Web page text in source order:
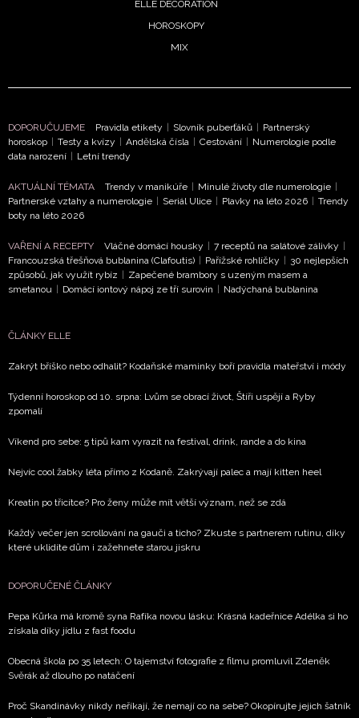
ELLE DECORATION
HOROSKOPY
MIX
DOPORUČUJEME Pravidla etikety | Slovník puberťáků | Partnerský
horoskop | Testy a kvízy | Andělská čísla | Cestování | Numerologie podle
data narození | Letní trendy
AKTUÁLNÍ TÉMATA Trendy v manikúře | Minulé životy dle numerologie |
Partnerské vztahy a numerologie | Seriál Ulice | Plavky na léto 2026 | Trendy
boty na léto 2026
VAŘENÍ A RECEPTY Vláčné domácí housky | 7 receptů na salátové zálivky |
Francouzská třešňová bublanina (Clafoutis) | Pařížské rohlíčky | 30 nejlepších
způsobů, jak využít rybíz | Zapečené brambory s uzeným masem a
smetanou | Domácí iontový nápoj ze tří surovin | Nadýchaná bublanina
ČLÁNKY ELLE
Zakrýt bříško nebo odhalit? Kodaňské maminky boří pravidla mateřství i módy
Týdenní horoskop od 10. srpna: Lvům se obrací život, Štíři uspějí a Ryby
zpomalí
Víkend pro sebe: 5 tipů kam vyrazit na festival, drink, rande a do kina
Nejvíc cool žabky léta přímo z Kodaně. Zakrývají palec a mají kitten heel
Kreatin po třicítce? Pro ženy může mít větší význam, než se zdá
Každý večer jen scrollování na gauči a ticho? Zkuste s partnerem rutinu, díky
které uklidíte dům i zažehnete starou jiskru
DOPORUČENÉ ČLÁNKY
Pepa Kůrka má kromě syna Rafíka novou lásku: Krásná kadeřnice Adélka si ho
získala díky jídlu z fast foodu
Obecná škola po 35 letech: O tajemství fotografie z filmu promluvil Zdeněk
Svěrák až dlouho po natáčení
Proč Skandinávky nikdy neříkají, že nemají co na sebe? Okopírujte jejich šatník